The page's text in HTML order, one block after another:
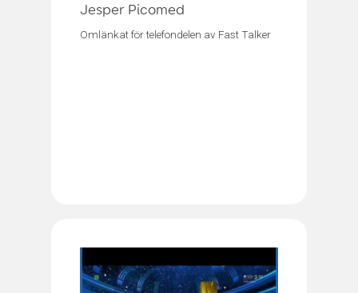
Jesper Picomed
Omlänkat för telefondelen av Fast Talker